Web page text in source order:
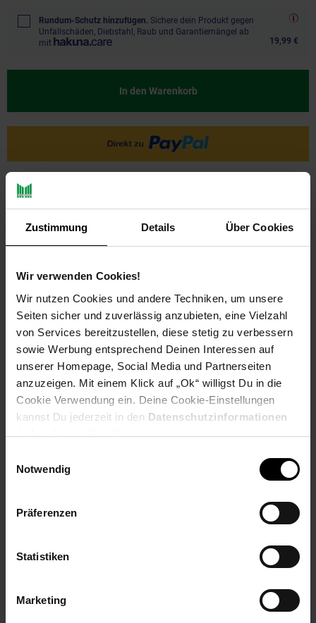
Zustimmung Details Über Cookies
Wir verwenden Cookies!
Wir nutzen Cookies und andere Techniken, um unsere
Seiten sicher und zuverlässig anzubieten, eine Vielzahl
von Services bereitzustellen, diese stetig zu verbessern
sowie Werbung entsprechend Deinen Interessen auf
unserer Homepage, Social Media und Partnerseiten
anzuzeigen. Mit einem Klick auf „Ok“ willigst Du in die
Cookie Verwendung ein. Deine Cookie-Einstellungen
kannst Du jederzeit in den Datenschutzinformationen
ändern bzw. widerrufen.
Notwendig
Präferenzen
Statistiken
Marketing
Rundum-Schutz hinzufügen. Sichere dein Produkt gegen
Unfallschäden, Diebstahl, Raub und Garantiemängel ab
mit
19,99 €
In den Warenkorb
Ja, ich möchte ein Altgerät abgeben.
Payback Punkte Basis°Punkte:
38
Extra°Punkte:
0
Produktbeschreibung
Drucken Sie alle Ihre Geschäftsdokumente schnell und
Original HP Tonerkartuschen mit JetIntelligence in nichts
Artikel gehört zur Kategorie: